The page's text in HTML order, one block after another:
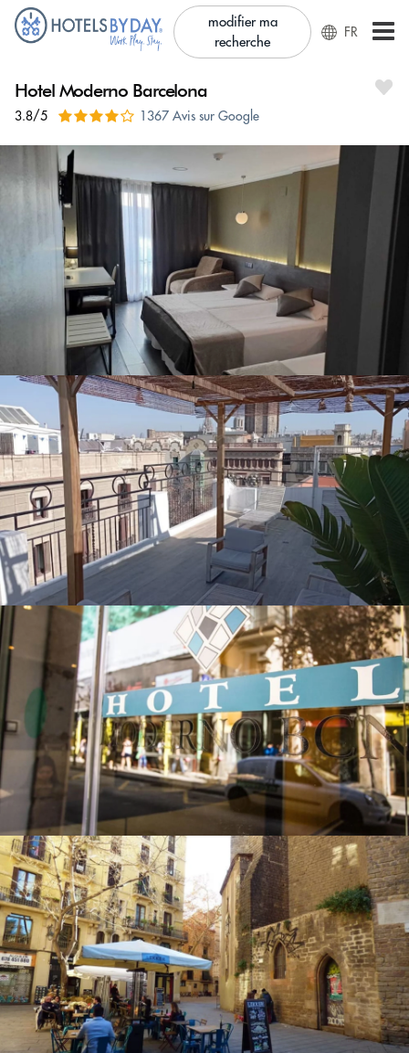
modifier ma
recherche
FR
Hotel Moderno Barcelona
3.8/5 1367 Avis sur Google